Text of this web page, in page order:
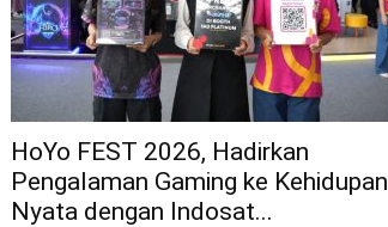
HoYo FEST 2026, Hadirkan
Pengalaman Gaming ke Kehidupan
Nyata dengan Indosat...